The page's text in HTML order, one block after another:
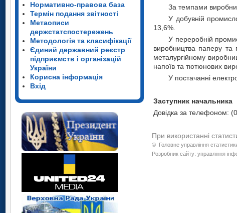
Нормативно-правова база
Термін подання звітності
Метаописи
держстатспостережень
Методологія та класифікації
Єдиний державний реєстр
підприємств і організацій
України
Корисна інформація
Вхід
За темпами
У добувній
13,6%.
У переробній
виробництва паперу та
металургійному
напоїв та тютюнових
У постачанні
Довідка за телефоном:
При використанні
© Головне управління
Розробник сайту: управління